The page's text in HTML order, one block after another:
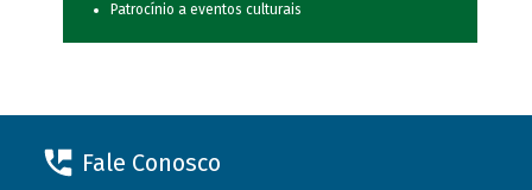
Patrocínio a eventos culturais
Fale Conosco